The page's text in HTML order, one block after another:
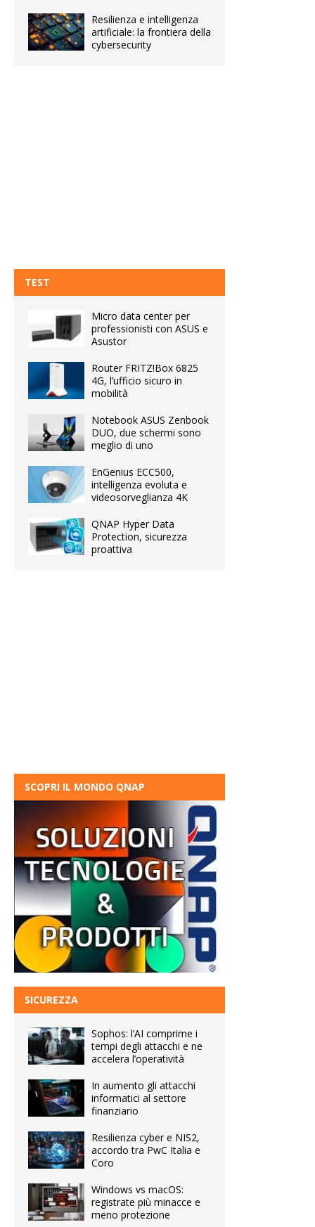
Resilienza e intelligenza
artificiale: la frontiera della
cybersecurity
TEST
Micro data center per
professionisti con ASUS e
Asustor
Router FRITZ!Box 6825
4G, l’ufficio sicuro in
mobilità
Notebook ASUS Zenbook
DUO, due schermi sono
meglio di uno
EnGenius ECC500,
intelligenza evoluta e
videosorveglianza 4K
QNAP Hyper Data
Protection, sicurezza
proattiva
SCOPRI IL MONDO QNAP
SICUREZZA
Sophos: l’AI comprime i
tempi degli attacchi e ne
accelera l’operatività
In aumento gli attacchi
informatici al settore
finanziario
Resilienza cyber e NIS2,
accordo tra PwC Italia e
Coro
Windows vs macOS:
registrate più minacce e
meno protezione